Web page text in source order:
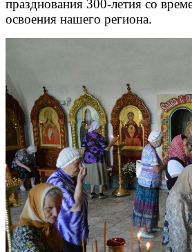
празднования 300-летия со
освоения нашего региона.